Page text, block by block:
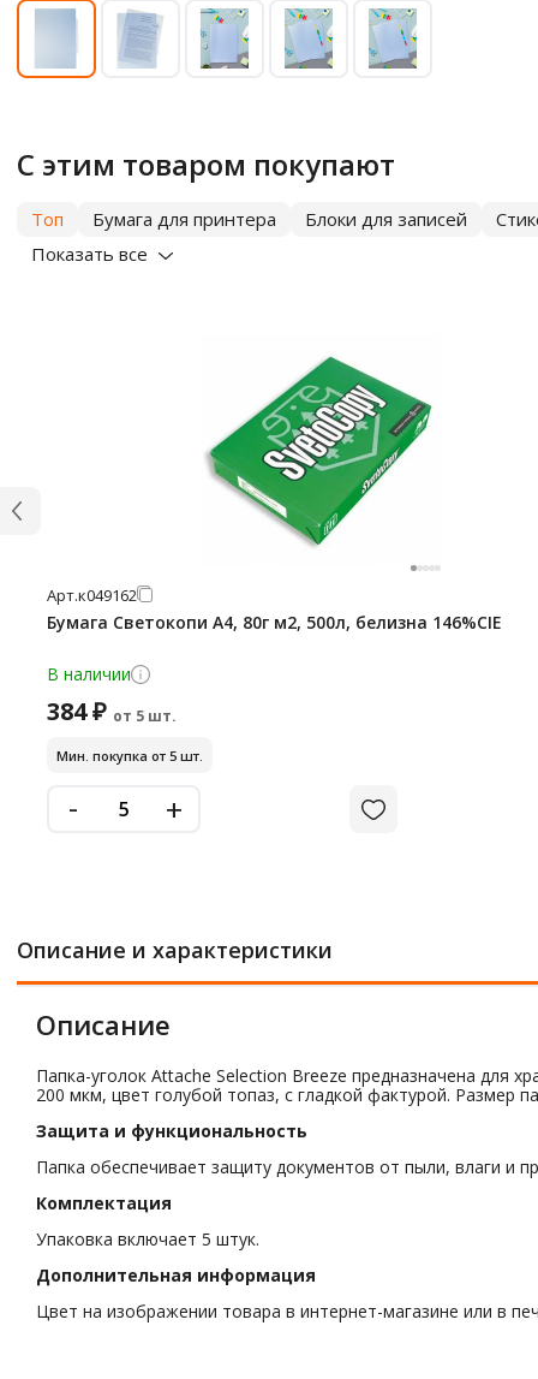
С этим товаром покупают
Топ Бумага для принтера Блоки для записей
Показать все
Арт.к049162
Бумага Светокопи А4, 80г м2, 500л, белизна 146%CIE
В наличии
384 ₽ от 5 шт.
Мин. покупка от 5 шт.
- +
Описание и характеристики
Описание
Папка-уголок Attache Selection Breeze предназначена для
200 мкм, цвет голубой топаз, с гладкой фактурой. Размер
Защита и функциональность
Папка обеспечивает защиту документов от пыли, влаги и
Комплектация
Упаковка включает 5 штук.
Дополнительная информация
Цвет на изображении товара в интернет-магазине или в